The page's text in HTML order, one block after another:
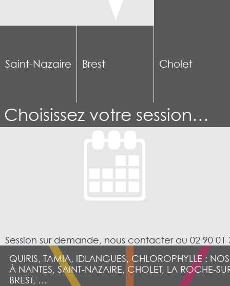
Saint-Nazaire Brest Cholet
Choisissez votre session…
Session sur demande, nous contacter au 02 90 01
QUIRIS, TAMIA, IDLANGUES, CHLOROPHYLLE :
À NANTES, SAINT-NAZAIRE, CHOLET, LA ROCHE-
BREST, …